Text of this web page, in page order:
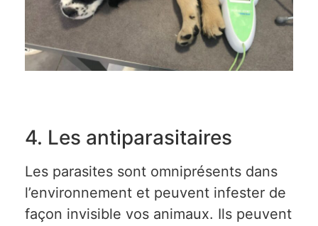
4. Les antiparasitaires
Les parasites sont omniprésents dans
l’environnement et peuvent infester de
façon invisible vos animaux. Ils peuvent